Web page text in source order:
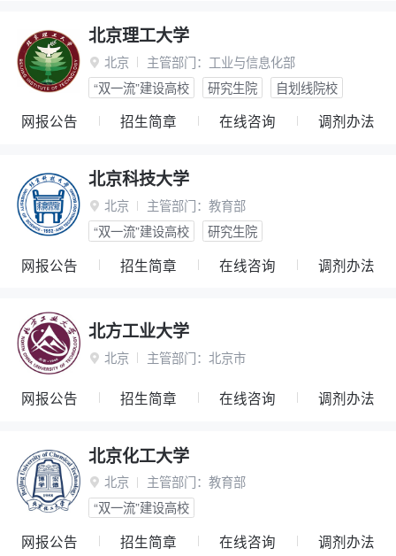
北京理工大学
 北京 主管部门： 工业与信息化部
“双一流”建设高校
研究生院 自划线院校
网报公告 招生简章 在线咨询 调剂办法
北京科技大学
 北京 主管部门： 教育部
“双一流”建设高校
研究生院
网报公告 招生简章 在线咨询 调剂办法
北方工业大学
 北京 主管部门： 北京市
网报公告 招生简章 在线咨询 调剂办法
北京化工大学
 北京 主管部门： 教育部
“双一流”建设高校
网报公告 招生简章 在线咨询 调剂办法